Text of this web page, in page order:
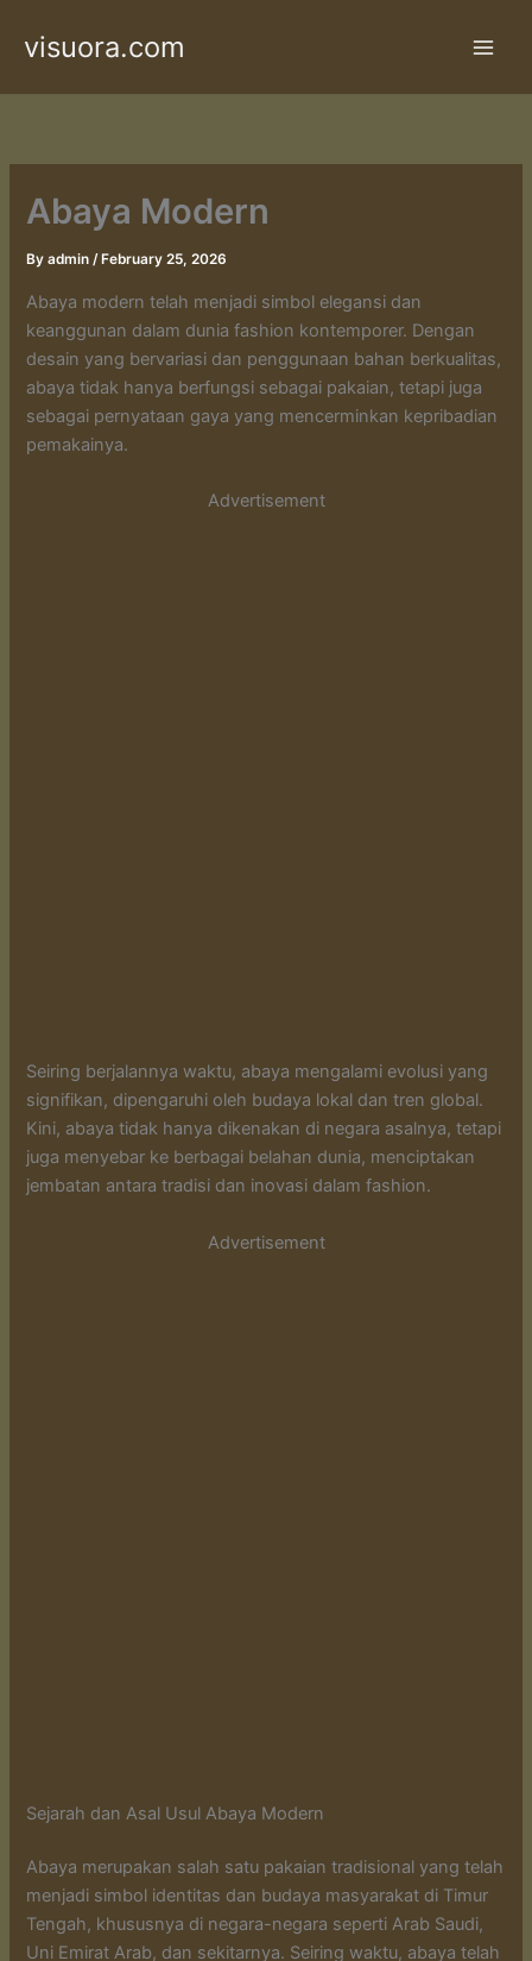
visuora.com
Abaya Modern
Byadmin/ February 25, 2026
Abaya modern telah menjadi simbol elegansi dan
keanggunan dalam dunia fashion kontemporer. Dengan
desain yang bervariasi dan penggunaan bahan berkualitas,
abaya tidak hanya berfungsi sebagai pakaian, tetapi juga
sebagai pernyataan gaya yang mencerminkan kepribadian
pemakainya.
Advertisement
Seiring berjalannya waktu, abaya mengalami evolusi yang
signifikan, dipengaruhi oleh budaya lokal dan tren global.
Kini, abaya tidak hanya dikenakan di negara asalnya, tetapi
juga menyebar ke berbagai belahan dunia, menciptakan
jembatan antara tradisi dan inovasi dalam fashion.
Advertisement
Sejarah dan Asal Usul Abaya Modern
Abaya merupakan salah satu pakaian tradisional yang telah
menjadi simbol identitas dan budaya masyarakat di Timur
Tengah, khususnya di negara-negara seperti Arab Saudi,
Uni Emirat Arab, dan sekitarnya. Seiring waktu, abaya telah